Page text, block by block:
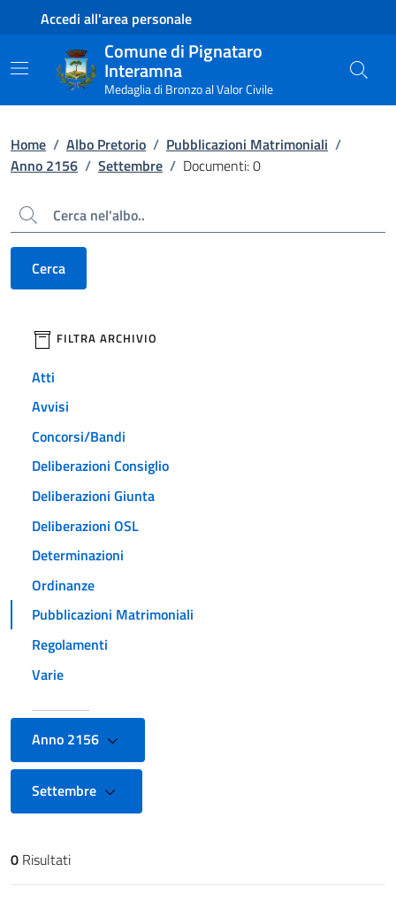
Contenuto principale
Piede di paginaAccedi all'area personale
Comune di Pignataro
Interamna
Medaglia di Bronzo al Valor Civile
Home / Albo Pretorio / Pubblicazioni Matrimoniali /
Anno 2156 / Settembre / Documenti: 0
Cerca
Cerca
filtri da applicare
FILTRA ARCHIVIO
Atti
Avvisi
Concorsi/Bandi
Deliberazioni Consiglio
Deliberazioni Giunta
Deliberazioni OSL
Determinazioni
Ordinanze
Pubblicazioni Matrimoniali
Regolamenti
Varie
Anno 2156
Settembre
Risultati di ricerca
0 Risultati